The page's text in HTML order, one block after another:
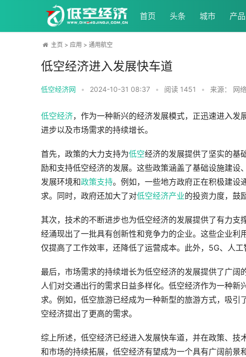
首页 头条 城市 产品
主页 > 应用 > 通用航空
低空经济进入发展快车道
低空经济网 • 2024-10-31 08:37 • 阅读 1451 • 来源： 网
低空经济，作为一种新兴的经济发展模式，正迅速进入
进步以及市场需求的持续增长。
首先，政策的大力支持为低空经济的发展提供了坚实的基
励和支持低空经济的发展。这些政策涵盖了基础设施建
发展环境和政策支持。例如，一些地方政府正在积极建设
求。同时，政府还加大了对低空经济产业的投资力度，鼓
其次，技术的不断进步也为低空经济的发展提供了有力支
经涌现出了一批具有创新性和竞争力的企业。这些企业利
仅提高了工作效率，还降低了运营成本。此外，5G、人
最后，市场需求的持续增长为低空经济的发展提供了广阔
人们对交通出行的需求日益多样化。低空经济作为一种
求。例如，低空旅游已经成为一种新型的旅游方式，吸
空经济提出了更高的需求。
综上所述，低空经济已经进入发展快车道，并在政策、
和市场的持续拓展，低空经济有望成为一个具有广阔前景